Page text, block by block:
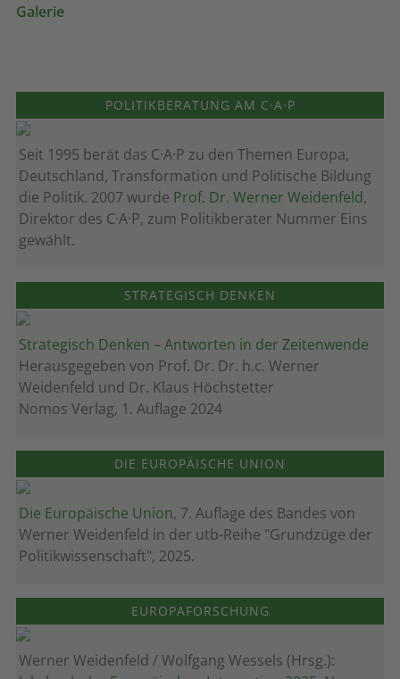
Galerie
POLITIKBERATUNG AM C·A·P
Seit 1995 berät das C·A·P zu den Themen Europa,
Deutschland, Transformation und Politische Bildung
die Politik. 2007 wurde Prof. Dr. Werner Weidenfeld,
Direktor des C·A·P, zum Politik­berater Nummer Eins
gewählt.
STRATEGISCH DENKEN
Strategisch Denken – Antworten in der Zeitenwende
Herausgegeben von Prof. Dr. Dr. h.c. Werner
Weidenfeld und Dr. Klaus Höchstetter
Nomos Verlag, 1. Auflage 2024
DIE EUROPÄISCHE UNION
Die Europäische Union, 7. Auflage des Bandes von
Werner Weidenfeld in der utb-Reihe "Grundzüge der
Politikwissenschaft", 2025.
EUROPAFORSCHUNG
Werner Weidenfeld / Wolfgang Wessels (Hrsg.):